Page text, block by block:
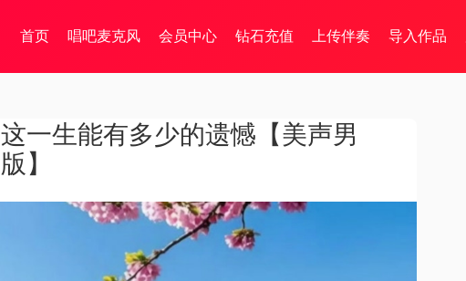
首页 唱吧麦克风 会员中心 钻石充值 上传伴奏 导入作品
这一生能有多少的遗憾【美声男
版】